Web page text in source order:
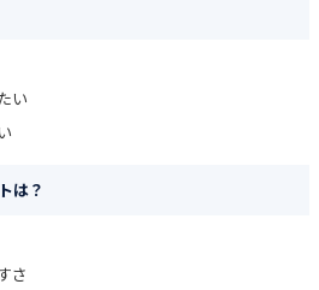
い
は？
さ